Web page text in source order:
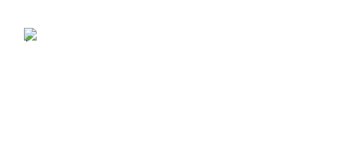
'.'